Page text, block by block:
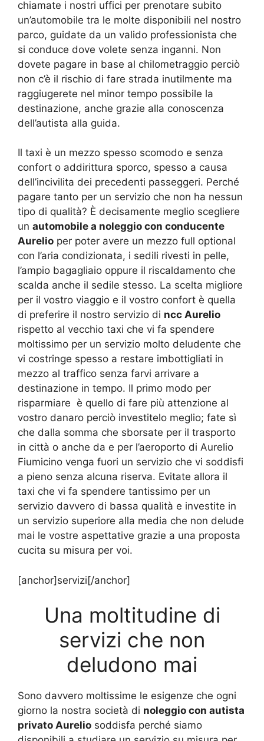
chiamate i nostri uffici per prenotare subito
un’automobile tra le molte disponibili nel nostro
parco, guidate da un valido professionista che
si conduce dove volete senza inganni. Non
dovete pagare in base al chilometraggio perciò
non c’è il rischio di fare strada inutilmente ma
raggiugerete nel minor tempo possibile la
destinazione, anche grazie alla conoscenza
dell’autista alla guida.
Il taxi è un mezzo spesso scomodo e senza
confort o addirittura sporco, spesso a causa
dell’incivilita dei precedenti passeggeri. Perché
pagare tanto per un servizio che non ha nessun
tipo di qualità? È decisamente meglio scegliere
un automobile a noleggio con conducente
Aurelio per poter avere un mezzo full optional
con l’aria condizionata, i sedili rivesti in pelle,
l’ampio bagagliaio oppure il riscaldamento che
scalda anche il sedile stesso. La scelta migliore
per il vostro viaggio e il vostro confort è quella
di preferire il nostro servizio di ncc Aurelio
rispetto al vecchio taxi che vi fa spendere
moltissimo per un servizio molto deludente che
vi costringe spesso a restare imbottigliati in
mezzo al traffico senza farvi arrivare a
destinazione in tempo. Il primo modo per
risparmiare è quello di fare più attenzione al
vostro danaro perciò investitelo meglio; fate sì
che dalla somma che sborsate per il trasporto
in città o anche da e per l’aeroporto di Aurelio
Fiumicino venga fuori un servizio che vi soddisfi
a pieno senza alcuna riserva. Evitate allora il
taxi che vi fa spendere tantissimo per un
servizio davvero di bassa qualità e investite in
un servizio superiore alla media che non delude
mai le vostre aspettative grazie a una proposta
cucita su misura per voi.
[anchor]servizi[/anchor]
Una moltitudine di
servizi che non
deludono mai
Sono davvero moltissime le esigenze che ogni
giorno la nostra società di noleggio con autista
privato Aurelio soddisfa perché siamo